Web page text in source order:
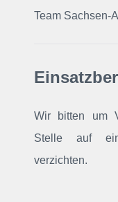
Team Sachsen-
Wir bitten um
Stelle auf
verzichten.